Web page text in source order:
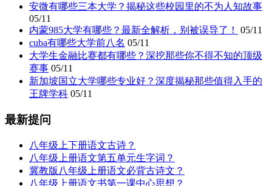
安微有哪些三本大学？揭秘这些校园里的不为人知故事
05/11
内蒙985大学有哪些？最新全解析，别被误导了！
05/11
cuba有哪些大学前八名 05/11
大学生金融比赛都有哪些？深挖那些你不得不知的顶级
赛事 05/11
新加坡国立大学哪些专业好？深度揭秘那些值得入手的
王牌学科 05/11
最新提问
八年级上下册语文古诗？
八年级上册语文第五单元生字词？
冀教版八年级上册语文必背古诗文？
八年级上册语文书第一课中心思想？